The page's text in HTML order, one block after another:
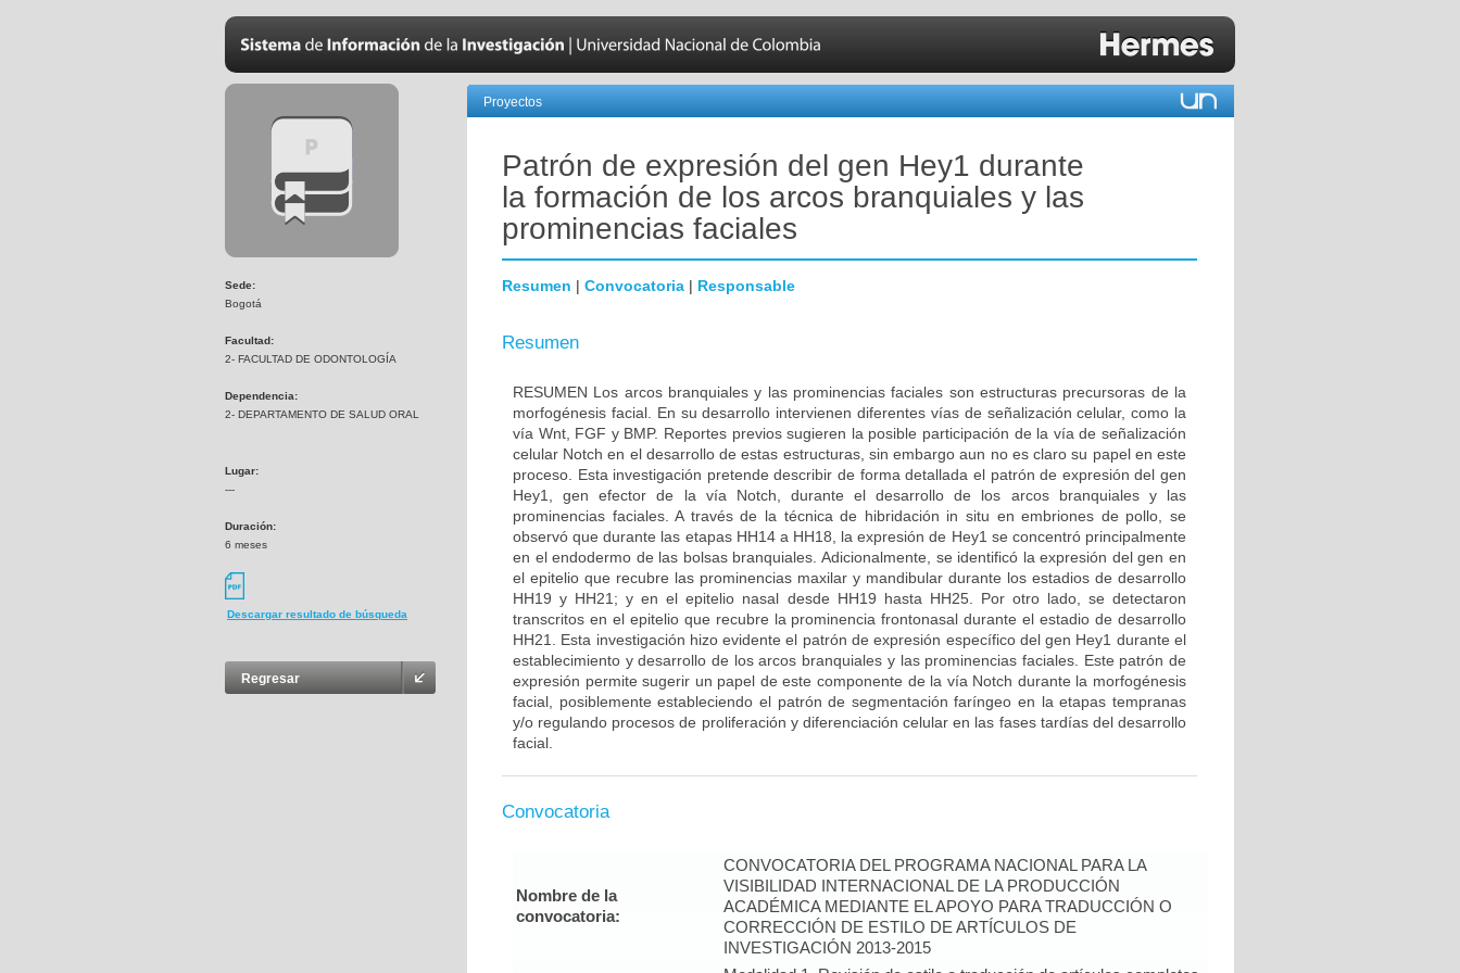
Sede:
Bogotá
Facultad:
2- FACULTAD DE ODONTOLOGÍA
Dependencia:
2- DEPARTAMENTO DE SALUD ORAL
Lugar:
---
Duración:
6 meses
Descargar resultado de búsqueda
Regresar
Proyectos
Patrón de expresión del gen Hey1 durante
la formación de los arcos branquiales y las
prominencias faciales
Resumen | Convocatoria | Responsable
Resumen
RESUMEN Los arcos branquiales y las prominencias faciales son estructuras precursoras de la
morfogénesis facial. En su desarrollo intervienen diferentes vías de señalización celular, como la
vía Wnt, FGF y BMP. Reportes previos sugieren la posible participación de la vía de señalización
celular Notch en el desarrollo de estas estructuras, sin embargo aun no es claro su papel en este
proceso. Esta investigación pretende describir de forma detallada el patrón de expresión del gen
Hey1, gen efector de la vía Notch, durante el desarrollo de los arcos branquiales y las
prominencias faciales. A través de la técnica de hibridación in situ en embriones de pollo, se
observó que durante las etapas HH14 a HH18, la expresión de Hey1 se concentró principalmente
en el endodermo de las bolsas branquiales. Adicionalmente, se identificó la expresión del gen en
el epitelio que recubre las prominencias maxilar y mandibular durante los estadios de desarrollo
HH19 y HH21; y en el epitelio nasal desde HH19 hasta HH25. Por otro lado, se detectaron
transcritos en el epitelio que recubre la prominencia frontonasal durante el estadio de desarrollo
HH21. Esta investigación hizo evidente el patrón de expresión específico del gen Hey1 durante el
establecimiento y desarrollo de los arcos branquiales y las prominencias faciales. Este patrón de
expresión permite sugerir un papel de este componente de la vía Notch durante la morfogénesis
facial, posiblemente estableciendo el patrón de segmentación faríngeo en la etapas tempranas
y/o regulando procesos de proliferación y diferenciación celular en las fases tardías del desarrollo
facial.
Convocatoria
Nombre de la
convocatoria:
CONVOCATORIA DEL PROGRAMA NACIONAL PARA LA
VISIBILIDAD INTERNACIONAL DE LA PRODUCCIÓN
ACADÉMICA MEDIANTE EL APOYO PARA TRADUCCIÓN O
CORRECCIÓN DE ESTILO DE ARTÍCULOS DE
INVESTIGACIÓN 2013-2015